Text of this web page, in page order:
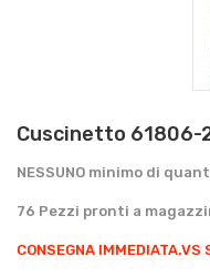
Cuscinetto 61806-
NESSUNO minimo di
76 Pezzi pronti a
CONSEGNA IMMEDIATA.VS